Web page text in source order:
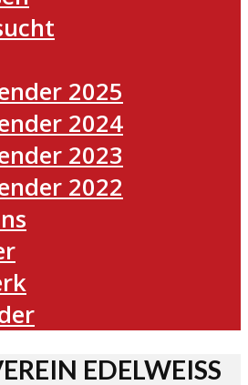
2025
2024
2023
2022
EDELWEISS M